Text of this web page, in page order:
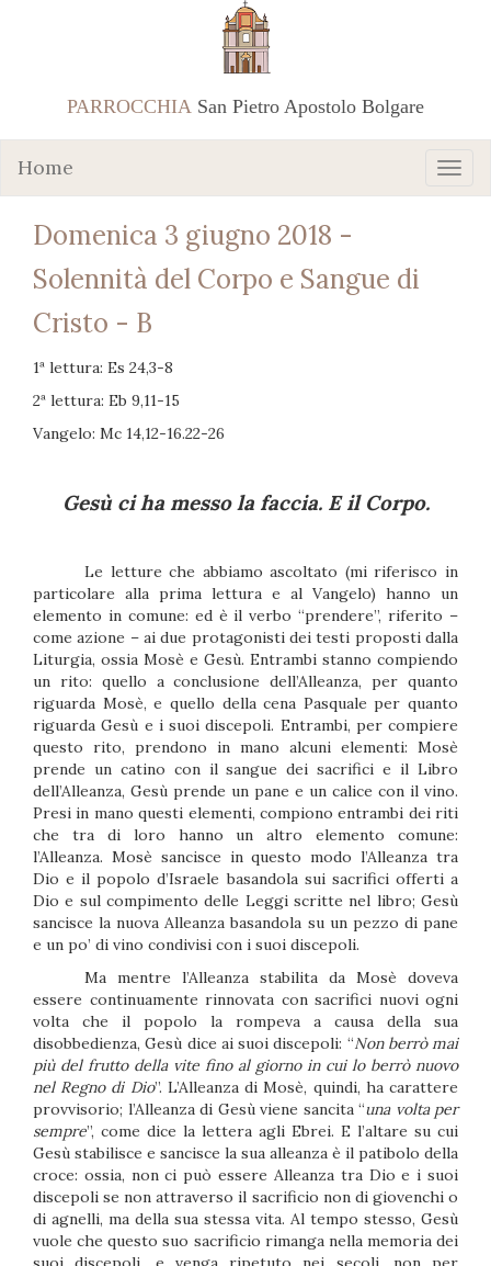
PARROCCHIA San Pietro Apostolo Bolgare
Home
Domenica 3 giugno 2018 -
Solennità del Corpo e Sangue di
Cristo - B
1ª lettura: Es 24,3-8
2ª lettura: Eb 9,11-15
Vangelo: Mc 14,12-16.22-26
Gesù ci ha messo la faccia. E il Corpo.
Le letture che abbiamo ascoltato (mi riferisco in
particolare alla prima lettura e al Vangelo) hanno un
elemento in comune: ed è il verbo “prendere”, riferito –
come azione – ai due protagonisti dei testi proposti dalla
Liturgia, ossia Mosè e Gesù. Entrambi stanno compiendo
un rito: quello a conclusione dell’Alleanza, per quanto
riguarda Mosè, e quello della cena Pasquale per quanto
riguarda Gesù e i suoi discepoli. Entrambi, per compiere
questo rito, prendono in mano alcuni elementi: Mosè
prende un catino con il sangue dei sacrifici e il Libro
dell’Alleanza, Gesù prende un pane e un calice con il vino.
Presi in mano questi elementi, compiono entrambi dei riti
che tra di loro hanno un altro elemento comune:
l’Alleanza. Mosè sancisce in questo modo l’Alleanza tra
Dio e il popolo d’Israele basandola sui sacrifici offerti a
Dio e sul compimento delle Leggi scritte nel libro; Gesù
sancisce la nuova Alleanza basandola su un pezzo di pane
e un po’ di vino condivisi con i suoi discepoli.
Ma mentre l’Alleanza stabilita da Mosè doveva
essere continuamente rinnovata con sacrifici nuovi ogni
volta che il popolo la rompeva a causa della sua
disobbedienza, Gesù dice ai suoi discepoli: “Non berrò mai
più del frutto della vite fino al giorno in cui lo berrò nuovo
nel Regno di Dio”. L’Alleanza di Mosè, quindi, ha carattere
provvisorio; l’Alleanza di Gesù viene sancita “una volta per
sempre”, come dice la lettera agli Ebrei. E l’altare su cui
Gesù stabilisce e sancisce la sua alleanza è il patibolo della
croce: ossia, non ci può essere Alleanza tra Dio e i suoi
discepoli se non attraverso il sacrificio non di giovenchi o
di agnelli, ma della sua stessa vita. Al tempo stesso, Gesù
vuole che questo suo sacrificio rimanga nella memoria dei